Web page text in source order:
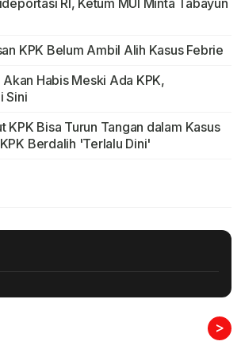
RI, Ketum MUI Minta Tabayun
KPK Belum Ambil Alih Kasus Febrie
Habis Meski Ada KPK,
Sini
KPK Bisa Turun Tangan dalam Kasus
Berdalih 'Terlalu Dini'
>